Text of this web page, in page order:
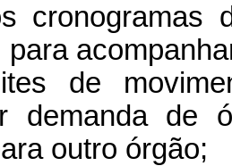
cronogramas
para
de
demanda de
outro órgão;